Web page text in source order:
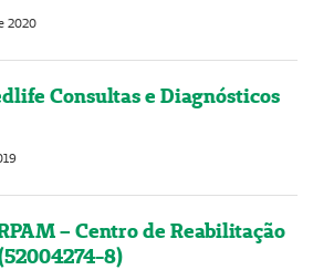
2020
Consultas e Diagnósticos
– Centro de Reabilitação
8)